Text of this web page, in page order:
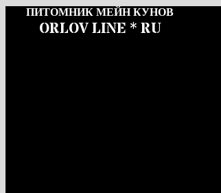
ПИТОМНИК МЕЙН КУНОВ
ORLOV LINE * RU